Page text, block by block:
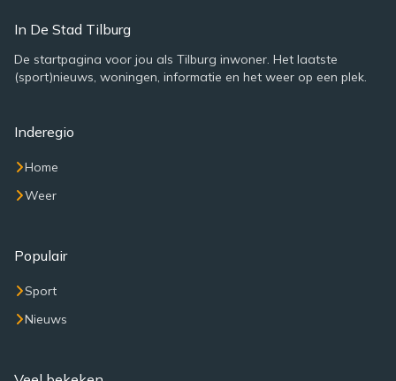
In De Stad Tilburg
De startpagina voor jou als Tilburg inwoner. Het laatste
(sport)nieuws, woningen, informatie en het weer op een plek.
Inderegio
Home
Weer
Populair
Sport
Nieuws